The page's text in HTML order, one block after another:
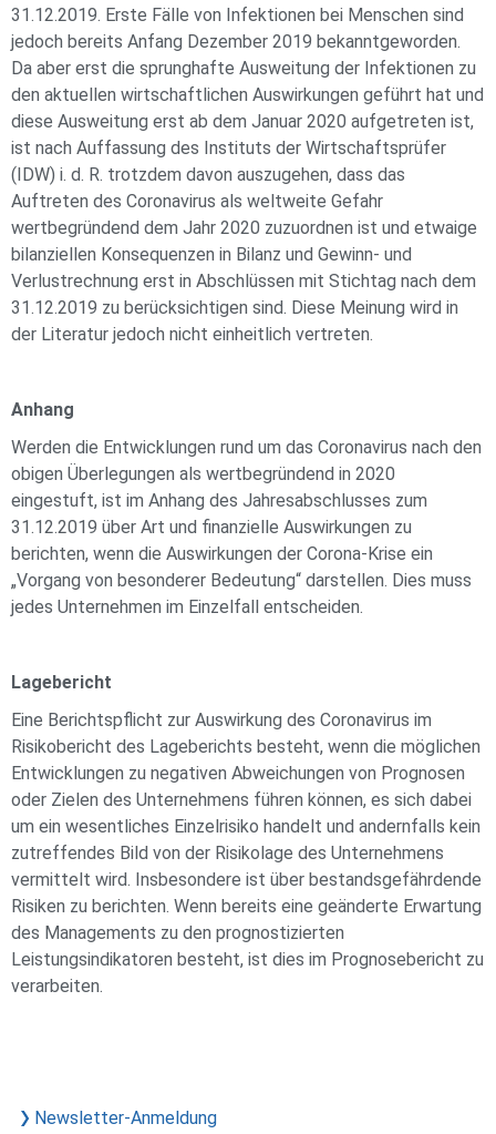
31.12.2019. Erste Fälle von Infektionen bei Menschen sind
jedoch bereits Anfang Dezember 2019 bekanntgeworden.
Da aber erst die sprunghafte Ausweitung der Infektionen zu
den aktuellen wirtschaftlichen Auswirkungen geführt hat und
diese Ausweitung erst ab dem Januar 2020 aufgetreten ist,
ist nach Auffassung des Instituts der Wirtschaftsprüfer
(IDW) i. d. R. trotzdem davon auszugehen, dass das
Auftreten des Coronavirus als weltweite Gefahr
wertbegründend dem Jahr 2020 zuzuordnen ist und etwaige
bilanziellen Konsequenzen in Bilanz und Gewinn- und
Verlustrechnung erst in Abschlüssen mit Stichtag nach dem
31.12.2019 zu berücksichtigen sind. Diese Meinung wird in
der Literatur jedoch nicht einheitlich vertreten.
Anhang
Werden die Entwicklungen rund um das Coronavirus nach den
obigen Überlegungen als wertbegründend in 2020
eingestuft, ist im Anhang des Jahresabschlusses zum
31.12.2019 über Art und finanzielle Auswirkungen zu
berichten, wenn die Auswirkungen der Corona-Krise ein
„Vorgang von besonderer Bedeutung“ darstellen. Dies muss
jedes Unternehmen im Einzelfall entscheiden.
Lagebericht
Eine Berichtspflicht zur Auswirkung des Coronavirus im
Risikobericht des Lageberichts besteht, wenn die möglichen
Entwicklungen zu negativen Abweichungen von Prognosen
oder Zielen des Unternehmens führen können, es sich dabei
um ein wesentliches Einzelrisiko handelt und andernfalls kein
zutreffendes Bild von der Risikolage des Unternehmens
vermittelt wird. Insbesondere ist über bestandsgefährdende
Risiken zu berichten. Wenn bereits eine geänderte Erwartung
des Managements zu den prognostizierten
Leistungsindikatoren besteht, ist dies im Prognosebericht zu
verarbeiten.
Newsletter-Anmeldung